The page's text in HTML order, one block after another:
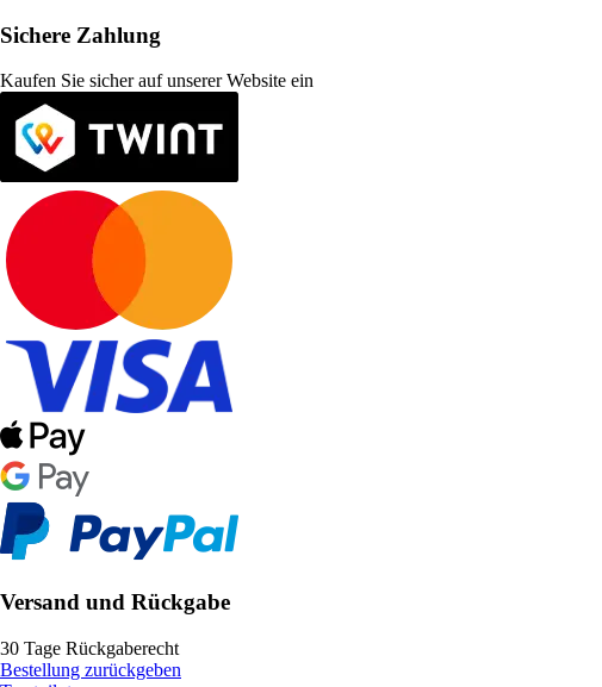
Sichere Zahlung
Kaufen Sie sicher auf unserer Website ein
Versand und Rückgabe
30 Tage Rückgaberecht
Bestellung zurückgeben